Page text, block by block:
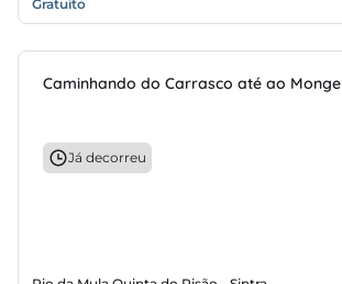
Gratuito
Caminhando do Carrasco até ao Monge
Já decorreu